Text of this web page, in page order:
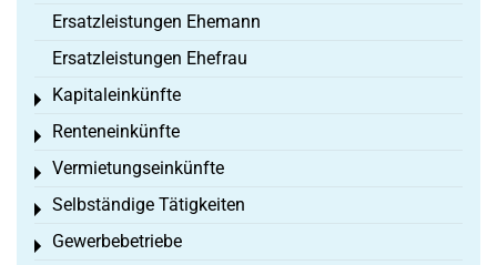
Ersatzleistungen Ehemann
Ersatzleistungen Ehefrau
Kapitaleinkünfte
Toggle menu
Renteneinkünfte
Toggle menu
Vermietungseinkünfte
Toggle menu
Selbständige Tätigkeiten
Toggle menu
Gewerbebetriebe
Toggle menu